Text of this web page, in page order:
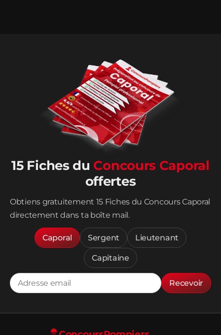
15 Fiches du Concours Caporal
offertes
Obtiens gratuitement 15 Fiches du Concours Caporal
directement dans ta boîte mail.
Caporal Sergent Lieutenant
Capitaine
Recevoir